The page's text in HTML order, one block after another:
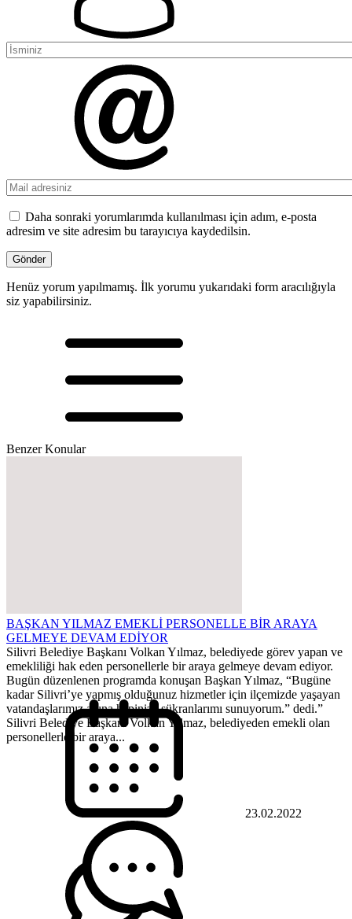
Daha sonraki yorumlarımda kullanılması için adım, e-posta
adresim ve site adresim bu tarayıcıya kaydedilsin.
Henüz yorum yapılmamış. İlk yorumu yukarıdaki form aracılığıyla
siz yapabilirsiniz.
Benzer Konular
BAŞKAN YILMAZ EMEKLİ PERSONELLE BİR ARAYA
GELMEYE DEVAM EDİYOR
Silivri Belediye Başkanı Volkan Yılmaz, belediyede görev yapan ve
emekliliği hak eden personellerle bir araya gelmeye devam ediyor.
Bugün düzenlenen programda konuşan Başkan Yılmaz, “Bugüne
kadar Silivri’ye yapmış olduğunuz hizmetler için ilçemizde yaşayan
vatandaşlarımız adına hepinize şükranlarımı sunuyorum.” dedi.”
Silivri Belediye Başkanı Volkan Yılmaz, belediyeden emekli olan
personellerle bir araya...
23.02.2022